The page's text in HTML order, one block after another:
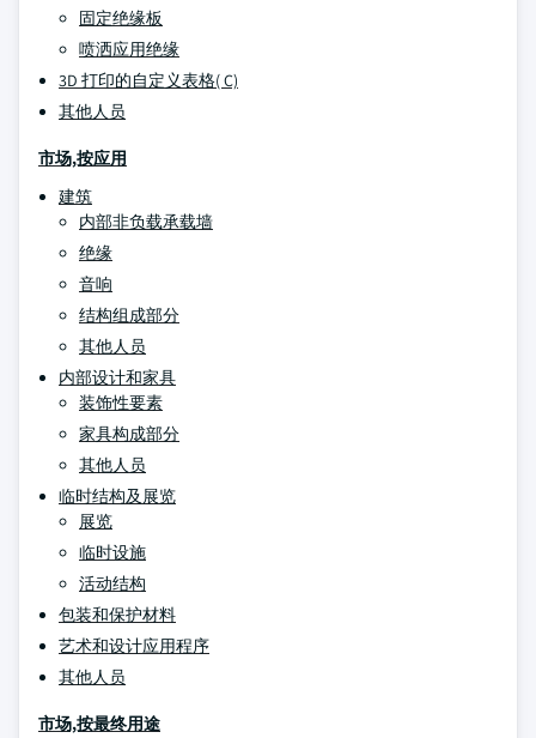
固定绝缘板
喷洒应用绝缘
3D 打印的自定义表格( C)
其他人员
市场,按应用
建筑
内部非负载承载墙
绝缘
音响
结构组成部分
其他人员
内部设计和家具
装饰性要素
家具构成部分
其他人员
临时结构及展览
展览
临时设施
活动结构
包装和保护材料
艺术和设计应用程序
其他人员
市场,按最终用途